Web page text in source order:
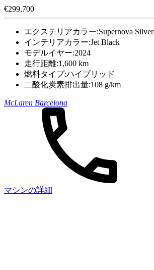
€299,700
エクステリアカラー:Supernova Silver
インテリアカラー:Jet Black
モデルイヤー:2024
走行距離:1,600 km
燃料タイプ:ハイブリッド
二酸化炭素排出量:108 g/km
McLaren Barcelona
マシンの詳細